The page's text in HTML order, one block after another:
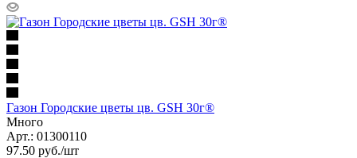
Газон Городские цветы цв. GSH 30г®
Много
Арт.: 01300110
97.50 руб./шт